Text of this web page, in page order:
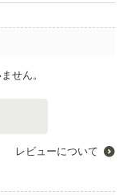
せん。
レビューについて